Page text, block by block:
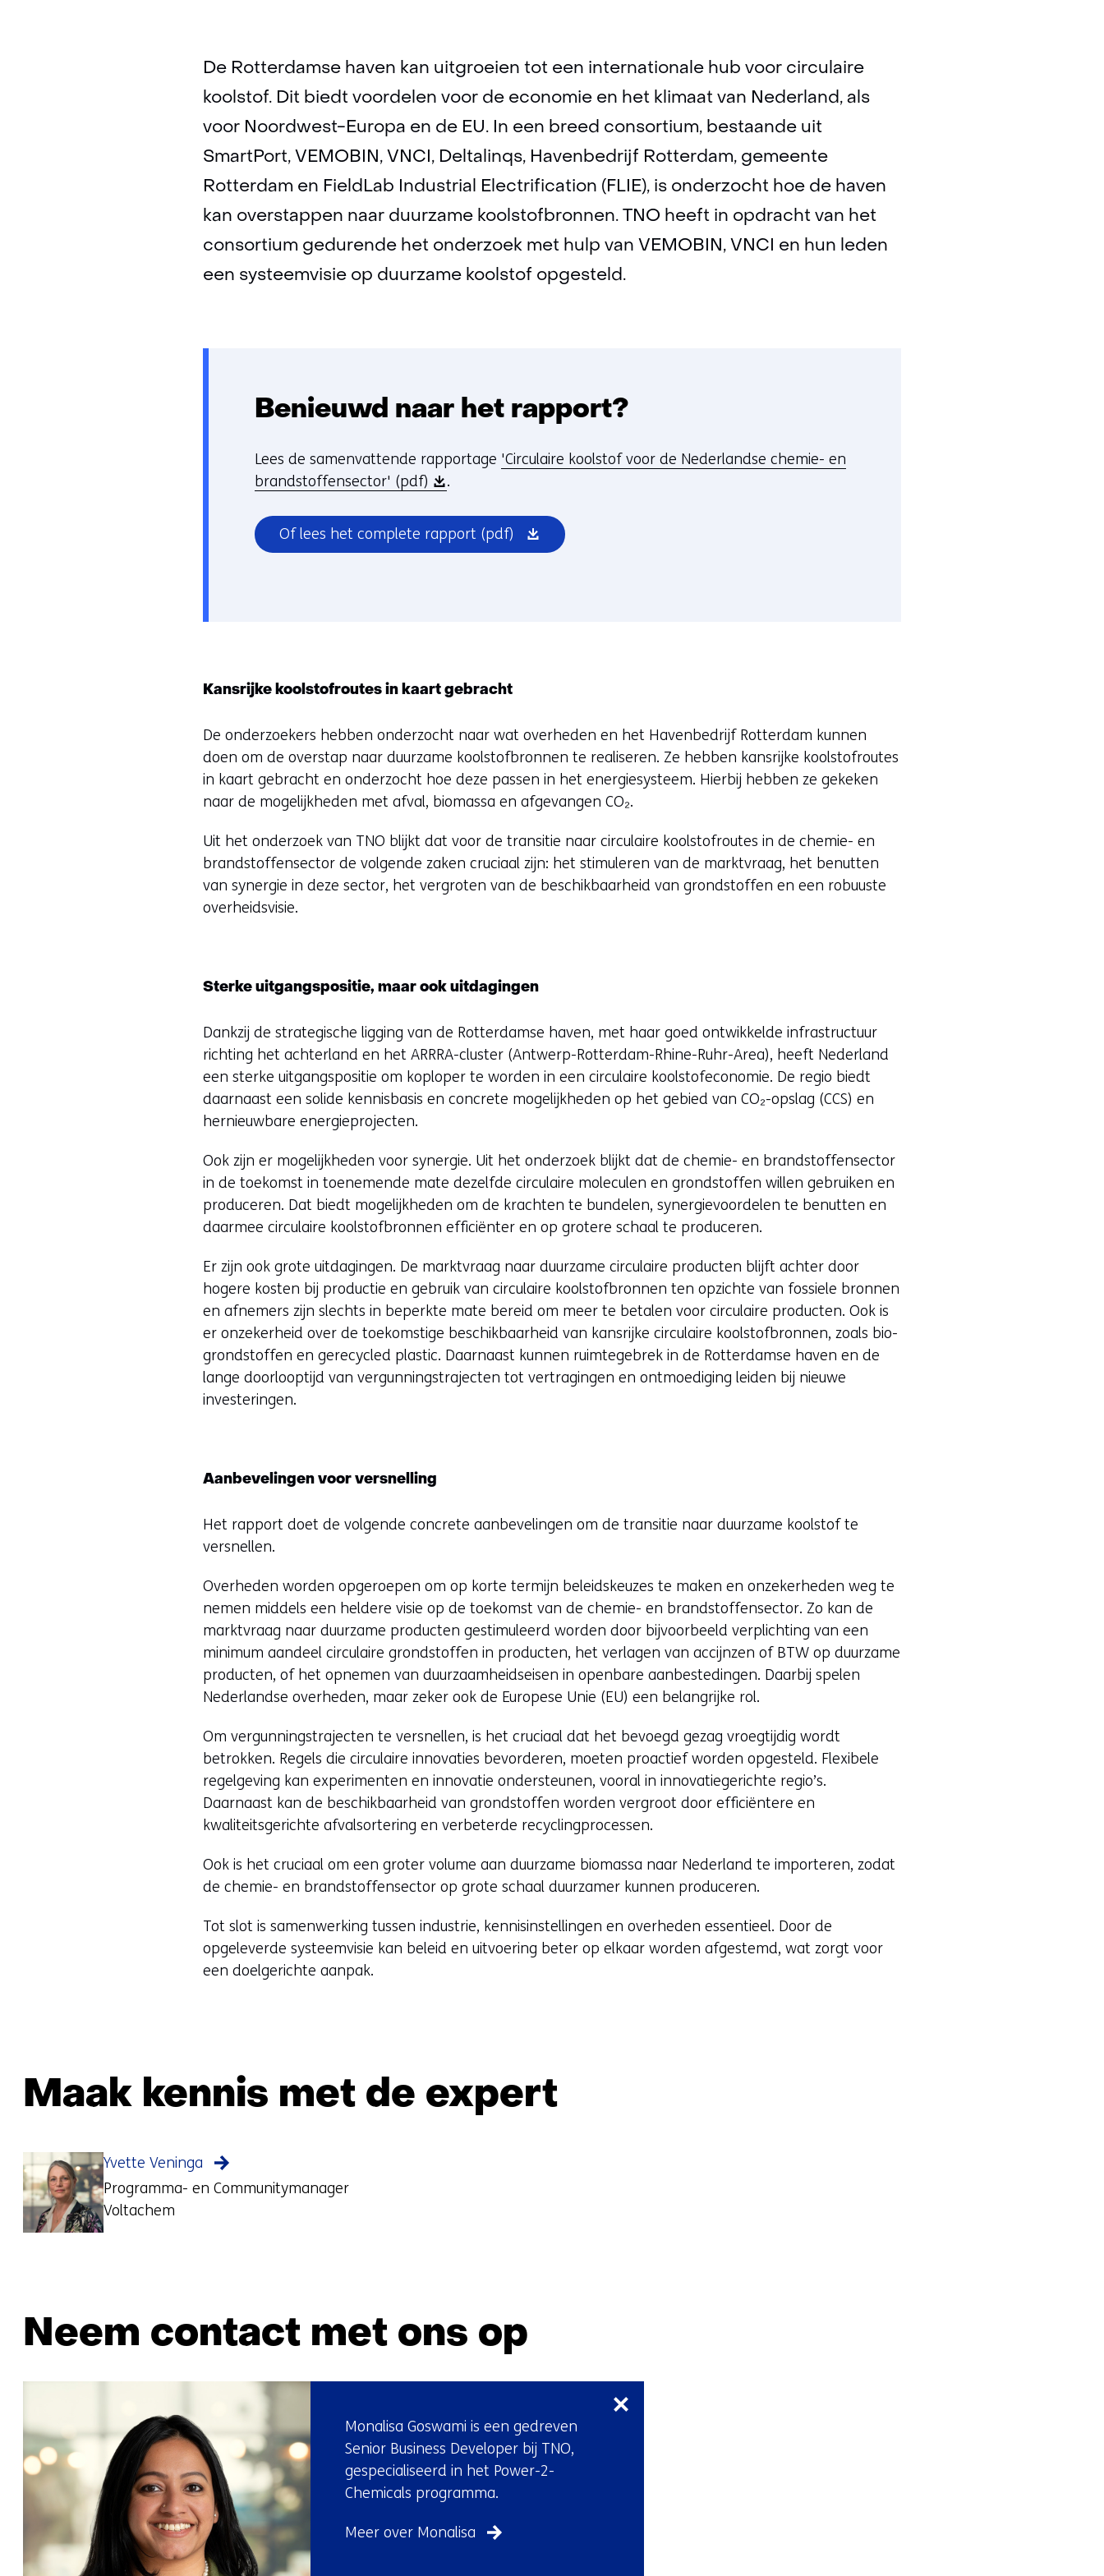
De Rotterdamse haven kan uitgroeien tot een internationale hub voor circulaire
koolstof. Dit biedt voordelen voor de economie en het klimaat van Nederland, als
voor Noordwest-Europa en de EU. In een breed consortium, bestaande uit
SmartPort, VEMOBIN, VNCI, Deltalinqs, Havenbedrijf Rotterdam, gemeente
Rotterdam en FieldLab Industrial Electrification (FLIE), is onderzocht hoe de haven
kan overstappen naar duurzame koolstofbronnen. TNO heeft in opdracht van het
consortium gedurende het onderzoek met hulp van VEMOBIN, VNCI en hun leden
een systeemvisie op duurzame koolstof opgesteld.
Benieuwd naar het rapport?
Lees de samenvattende rapportage 'Circulaire koolstof voor de Nederlandse chemie- en
brandstoffensector' (pdf)
v
e
s
t
e
.
Of lees het complete rapport (pdf) (opent
in
Kansrijke koolstofroutes in kaart gebracht
De onderzoekers hebben onderzocht naar wat overheden en het Havenbedrijf Rotterdam kunnen
doen om de overstap naar duurzame koolstofbronnen te realiseren. Ze hebben kansrijke koolstofroutes
in kaart gebracht en onderzocht hoe deze passen in het energiesysteem. Hierbij hebben ze gekeken
naar de mogelijkheden met afval, biomassa en afgevangen CO₂.
Uit het onderzoek van TNO blijkt dat voor de transitie naar circulaire koolstofroutes in de chemie- en
brandstoffensector de volgende zaken cruciaal zijn: het stimuleren van de marktvraag, het benutten
van synergie in deze sector, het vergroten van de beschikbaarheid van grondstoffen en een robuuste
overheidsvisie.
Sterke uitgangspositie, maar ook uitdagingen
Dankzij de strategische ligging van de Rotterdamse haven, met haar goed ontwikkelde infrastructuur
richting het achterland en het ARRRA-cluster (Antwerp-Rotterdam-Rhine-Ruhr-Area), heeft Nederland
een sterke uitgangspositie om koploper te worden in een circulaire koolstofeconomie. De regio biedt
daarnaast een solide kennisbasis en concrete mogelijkheden op het gebied van CO₂-opslag (CCS) en
hernieuwbare energieprojecten.
Ook zijn er mogelijkheden voor synergie. Uit het onderzoek blijkt dat de chemie- en brandstoffensector
in de toekomst in toenemende mate dezelfde circulaire moleculen en grondstoffen willen gebruiken en
produceren. Dat biedt mogelijkheden om de krachten te bundelen, synergievoordelen te benutten en
daarmee circulaire koolstofbronnen efficiënter en op grotere schaal te produceren.
Er zijn ook grote uitdagingen. De marktvraag naar duurzame circulaire producten blijft achter door
hogere kosten bij productie en gebruik van circulaire koolstofbronnen ten opzichte van fossiele bronnen
en afnemers zijn slechts in beperkte mate bereid om meer te betalen voor circulaire producten. Ook is
er onzekerheid over de toekomstige beschikbaarheid van kansrijke circulaire koolstofbronnen, zoals bio-
grondstoffen en gerecycled plastic. Daarnaast kunnen ruimtegebrek in de Rotterdamse haven en de
lange doorlooptijd van vergunningstrajecten tot vertragingen en ontmoediging leiden bij nieuwe
investeringen.
Aanbevelingen voor versnelling
Het rapport doet de volgende concrete aanbevelingen om de transitie naar duurzame koolstof te
versnellen.
Overheden worden opgeroepen om op korte termijn beleidskeuzes te maken en onzekerheden weg te
nemen middels een heldere visie op de toekomst van de chemie- en brandstoffensector. Zo kan de
marktvraag naar duurzame producten gestimuleerd worden door bijvoorbeeld verplichting van een
minimum aandeel circulaire grondstoffen in producten, het verlagen van accijnzen of BTW op duurzame
producten, of het opnemen van duurzaamheidseisen in openbare aanbestedingen. Daarbij spelen
Nederlandse overheden, maar zeker ook de Europese Unie (EU) een belangrijke rol.
Om vergunningstrajecten te versnellen, is het cruciaal dat het bevoegd gezag vroegtijdig wordt
betrokken. Regels die circulaire innovaties bevorderen, moeten proactief worden opgesteld. Flexibele
regelgeving kan experimenten en innovatie ondersteunen, vooral in innovatiegerichte regio’s.
Daarnaast kan de beschikbaarheid van grondstoffen worden vergroot door efficiëntere en
kwaliteitsgerichte afvalsortering en verbeterde recyclingprocessen.
Ook is het cruciaal om een groter volume aan duurzame biomassa naar Nederland te importeren, zodat
de chemie- en brandstoffensector op grote schaal duurzamer kunnen produceren.
Tot slot is samenwerking tussen industrie, kennisinstellingen en overheden essentieel. Door de
opgeleverde systeemvisie kan beleid en uitvoering beter op elkaar worden afgestemd, wat zorgt voor
een doelgerichte aanpak.
Maak kennis met de expert
Yvette Veninga
Programma- en Communitymanager
Voltachem
Neem contact met ons op
(Neem
contact
Monalisa Goswami is een gedreven
Senior Business Developer bij TNO,
gespecialiseerd in het Power-2-
Chemicals programma.
Meer over Monalisa